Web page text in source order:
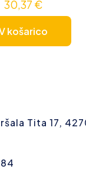
30,37 €
košarico
Tita 17,